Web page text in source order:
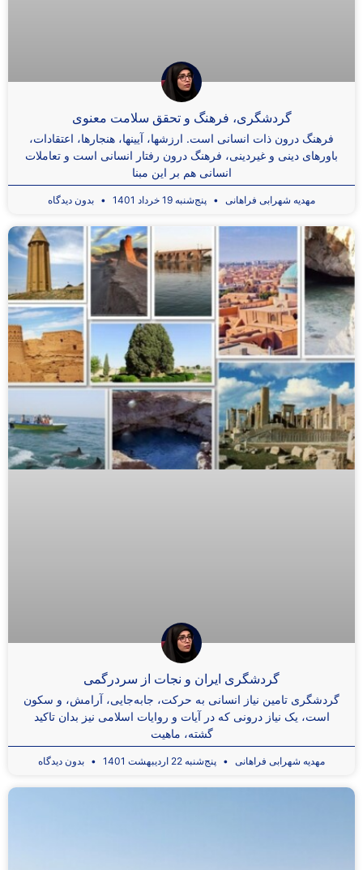
گردشگری، فرهنگ و تحقق سلامت معنوی
فرهنگ درون ذات انسانی است. ارزشها، آیینها، هنجارها، اعتقادات،
باورهای دینی و غیردینی، فرهنگ درون رفتار انسانی است و تعاملات
انسانی هم بر این مبنا
مهدیه شهرابی فراهانی پنج‌شنبه 19 خرداد 1401 بدون دیدگاه
گردشگری ایران و نجات از سردرگمی
گردشگری تامین نیاز انسانی به حرکت، جابه‌جایی، آرامش، و سکون
است، یک نیاز درونی که در آیات و روایات اسلامی نیز بدان تاکید
گشته، ماهیت
مهدیه شهرابی فراهانی پنج‌شنبه 22 اردیبهشت 1401 بدون دیدگاه